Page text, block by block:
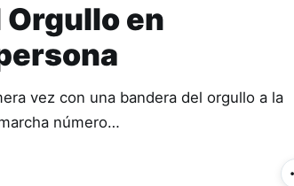
Orgullo en
vez con una bandera del orgullo a la
número…